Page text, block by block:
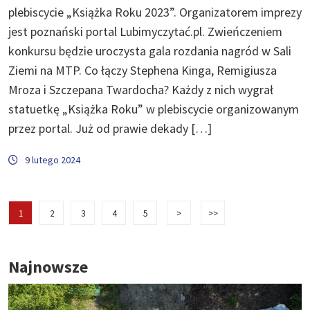
plebiscycie „Książka Roku 2023”. Organizatorem imprezy
jest poznański portal Lubimyczytać.pl. Zwieńczeniem
konkursu będzie uroczysta gala rozdania nagród w Sali
Ziemi na MTP. Co łączy Stephena Kinga, Remigiusza
Mroza i Szczepana Twardocha? Każdy z nich wygrał
statuetkę „Książka Roku” w plebiscycie organizowanym
przez portal. Już od prawie dekady […]
9 lutego 2024
1 2 3 4 5 > >>
Najnowsze